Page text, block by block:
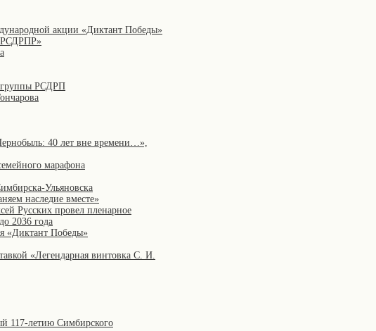
акции «Диктант Победы»
РСДРПР»
группы РСДРП
40 лет вне времени…»,
марафона
Ульяновска
наследие вместе»
Русских провел пленарное
2036 года
«Диктант Победы»
«Легендарная винтовка С. И.
117-летию Симбирского